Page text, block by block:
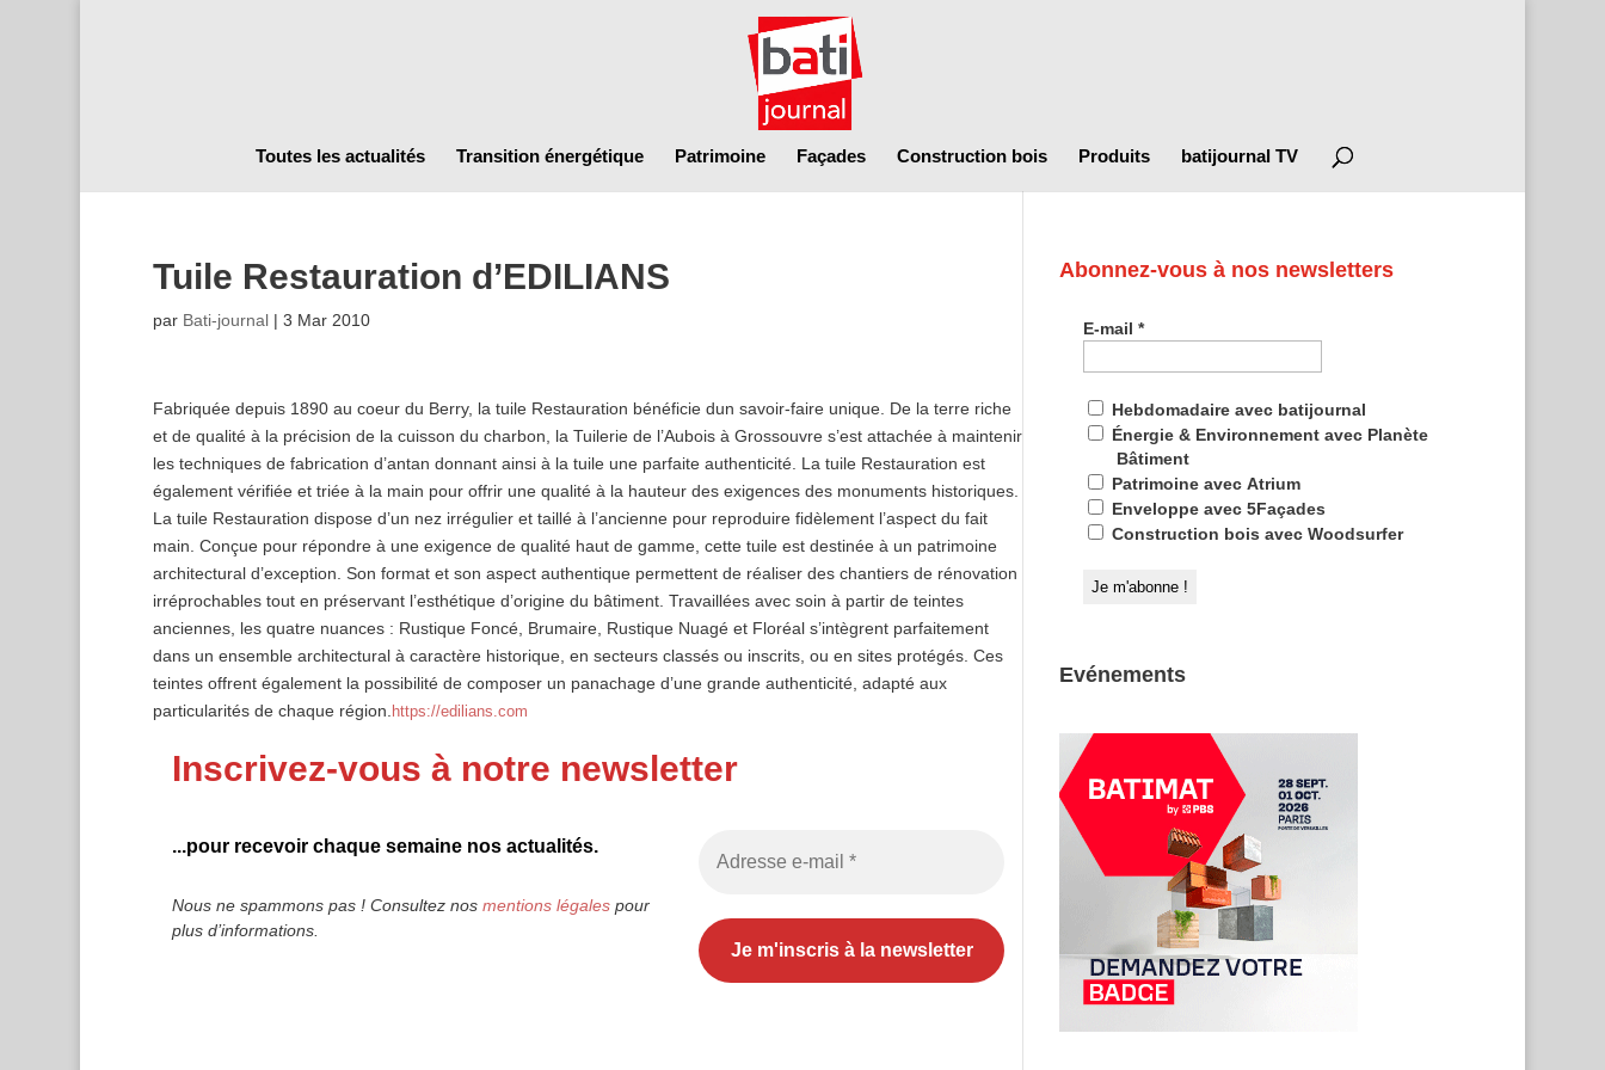
Toutes les actualités Transition énergétique Patrimoine Façades Construction bois Produits batijournal TV
Tuile Restauration d’EDILIANS
par Bati-journal| 3 Mar 2010
Fabriquée depuis 1890 au coeur du Berry, la tuile Restauration bénéficie dun savoir-faire unique. De la terre riche
et de qualité à la précision de la cuisson du charbon, la Tuilerie de l’Aubois à Grossouvre s’est attachée à maintenir
les techniques de fabrication d’antan donnant ainsi à la tuile une parfaite authenticité. La tuile Restauration est
également vérifiée et triée à la main pour offrir une qualité à la hauteur des exigences des monuments historiques.
La tuile Restauration dispose d’un nez irrégulier et taillé à l’ancienne pour reproduire fidèlement l’aspect du fait
main. Conçue pour répondre à une exigence de qualité haut de gamme, cette tuile est destinée à un patrimoine
architectural d’exception. Son format et son aspect authentique permettent de réaliser des chantiers de rénovation
irréprochables tout en préservant l’esthétique d’origine du bâtiment. Travaillées avec soin à partir de teintes
anciennes, les quatre nuances : Rustique Foncé, Brumaire, Rustique Nuagé et Floréal s’intègrent parfaitement
dans un ensemble architectural à caractère historique, en secteurs classés ou inscrits, ou en sites protégés. Ces
teintes offrent également la possibilité de composer un panachage d’une grande authenticité, adapté aux
particularités de chaque région. https://edilians.com
Inscrivez-vous à notre newsletter
...pour recevoir chaque semaine nos actualités.
Nous ne spammons pas ! Consultez nos mentions légalespour
plus d’informations.
Abonnez-vous à nos newsletters
E-mail*
Hebdomadaire avec batijournal
Énergie & Environnement avec Planète
Bâtiment
Patrimoine avec Atrium
Enveloppe avec 5Façades
Construction bois avec Woodsurfer
Evénements